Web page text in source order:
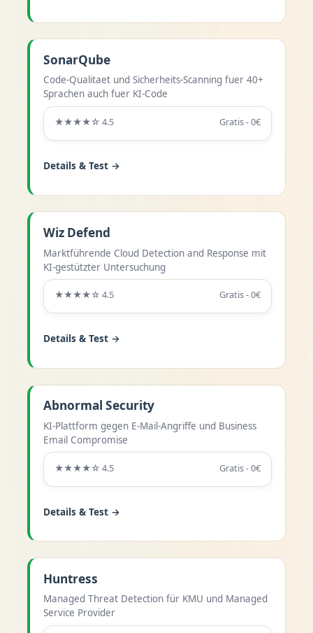
SonarQube
Code-Qualitaet und Sicherheits-Scanning fuer 40+
Sprachen auch fuer KI-Code
★★★★☆ 4.5 Gratis - 0€
Details & Test →
Wiz Defend
Marktführende Cloud Detection and Response mit
KI-gestützter Untersuchung
★★★★☆ 4.5 Gratis - 0€
Details & Test →
Abnormal Security
KI-Plattform gegen E-Mail-Angriffe und Business
Email Compromise
★★★★☆ 4.5 Gratis - 0€
Details & Test →
Huntress
Managed Threat Detection für KMU und Managed
Service Provider